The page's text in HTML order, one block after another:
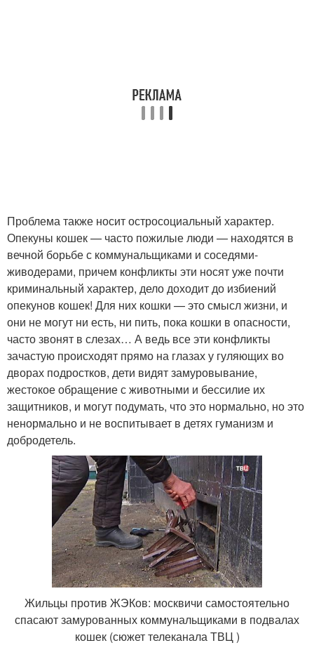
Проблема также носит остросоциальный характер.
Опекуны кошек — часто пожилые люди — находятся в
вечной борьбе с коммунальщиками и соседями-
живодерами, причем конфликты эти носят уже почти
криминальный характер, дело доходит до избиений
опекунов кошек! Для них кошки — это смысл жизни, и
они не могут ни есть, ни пить, пока кошки в опасности,
часто звонят в слезах… А ведь все эти конфликты
зачастую происходят прямо на глазах у гуляющих во
дворах подростков, дети видят замуровывание,
жестокое обращение с животными и бессилие их
защитников, и могут подумать, что это нормально, но это
ненормально и не воспитывает в детях гуманизм и
добродетель.
Жильцы против ЖЭКов: москвичи самостоятельно
спасают замурованных коммунальщиками в подвалах
кошек (сюжет телеканала ТВЦ )